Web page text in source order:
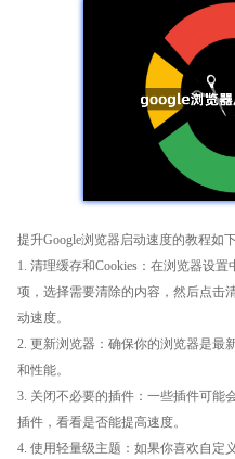
提升Google浏览器启动速度的教程如下
1. 清理缓存和Cookies：在浏览器设
项，选择需要清除的内容，然后点击
动速度。
2. 更新浏览器：确保你的浏览器是最
和性能。
3. 关闭不必要的插件：一些插件可能
插件，看看是否能提高速度。
4. 使用轻量级主题：如果你喜欢自定